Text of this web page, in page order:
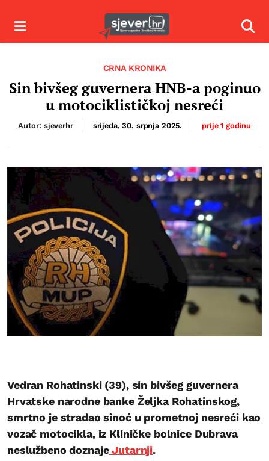
Izbornik
CRNA KRONIKA
Sin bivšeg guvernera HNB-a poginuo
u motociklističkoj nesreći
Autor: sjeverhr srijeda, 30. srpnja 2025. prije 1 godinu
Vedran Rohatinski (39), sin bivšeg guvernera
Hrvatske narodne banke Željka Rohatinskog,
smrtno je stradao sinoć u prometnoj nesreći kao
vozač motocikla, iz Kliničke bolnice Dubrava
neslužbeno doznajeJutarnji.